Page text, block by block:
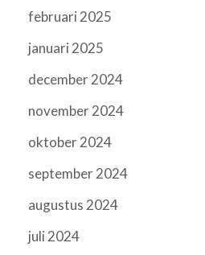
februari 2025
januari 2025
december 2024
november 2024
oktober 2024
september 2024
augustus 2024
juli 2024